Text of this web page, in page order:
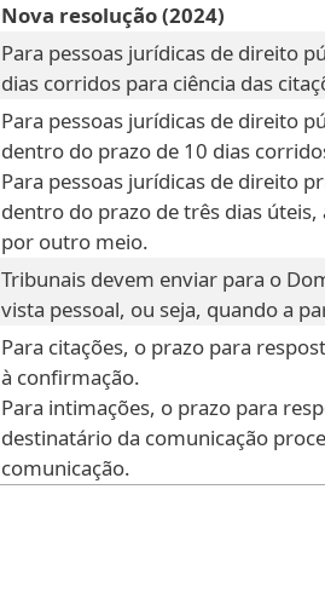
Nova resolução (2024)
Para pessoas jurídicas de direito
dias corridos para ciência das
Para pessoas jurídicas de direito
dentro do prazo de 10 dias
Para pessoas jurídicas de direito
dentro do prazo de três dias
por outro meio.
Tribunais devem enviar para o
vista pessoal, ou seja, quando a
Para citações, o prazo para
à confirmação.
Para intimações, o prazo para
destinatário da comunicação
comunicação.